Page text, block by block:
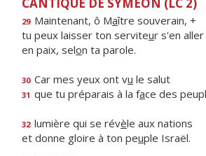
29 Maintenant, ô Maître souverain, +
tu peux laisser ton serviteur s'en aller
en paix, selon ta parole.
30 Car mes yeux ont vu le salut
31 que tu préparais à la face des
32 lumière qui se révèle aux nations
et donne gloire à ton peuple Israël.